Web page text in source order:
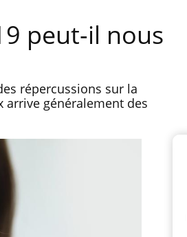
peut-il nous
répercussions sur la
arrive généralement des